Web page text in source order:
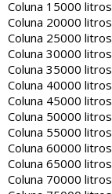
Coluna 15000 litros
Coluna 20000 litros
Coluna 25000 litros
Coluna 30000 litros
Coluna 35000 litros
Coluna 40000 litros
Coluna 45000 litros
Coluna 50000 litros
Coluna 55000 litros
Coluna 60000 litros
Coluna 65000 litros
Coluna 70000 litros